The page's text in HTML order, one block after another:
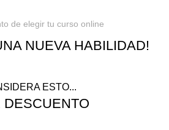
de elegir tu curso online
NUEVA HABILIDAD!
ESTO...